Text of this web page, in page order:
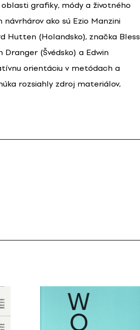
grafiky, módy a životného
ako sú Ezio Manzini
Hutten (Holandsko), značka Bless
Dranger (Švédsko) a Edwin
orientáciu v metódach a
rozsiahly zdroj materiálov,